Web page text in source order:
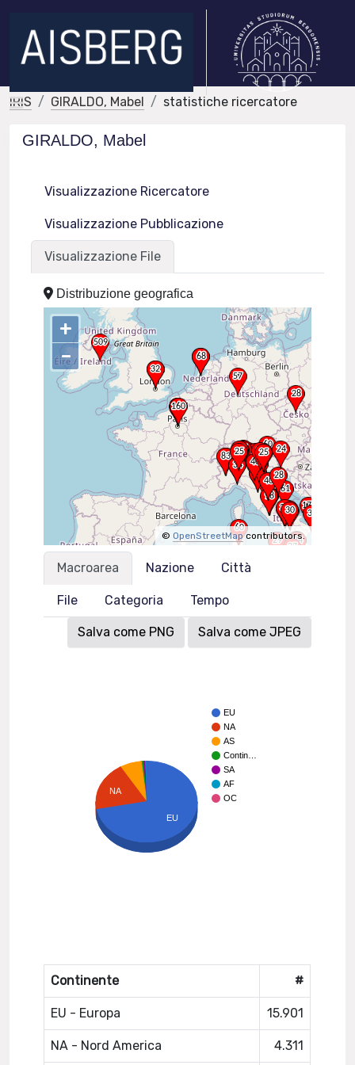
IRIS GIRALDO, Mabel statistiche ricercatore
GIRALDO, Mabel
Visualizzazione Ricercatore
Visualizzazione Pubblicazione
Visualizzazione File
Distribuzione geografica
+
–
© OpenStreetMapcontributors.
Macroarea Nazione Città
File Categoria Tempo
Salva come PNG Salva come JPEG
EU
NA
AS
Contin…
SA
AF
OC
NA
EU
Continente #
EU - Europa 15.901
NA - Nord America 4.311